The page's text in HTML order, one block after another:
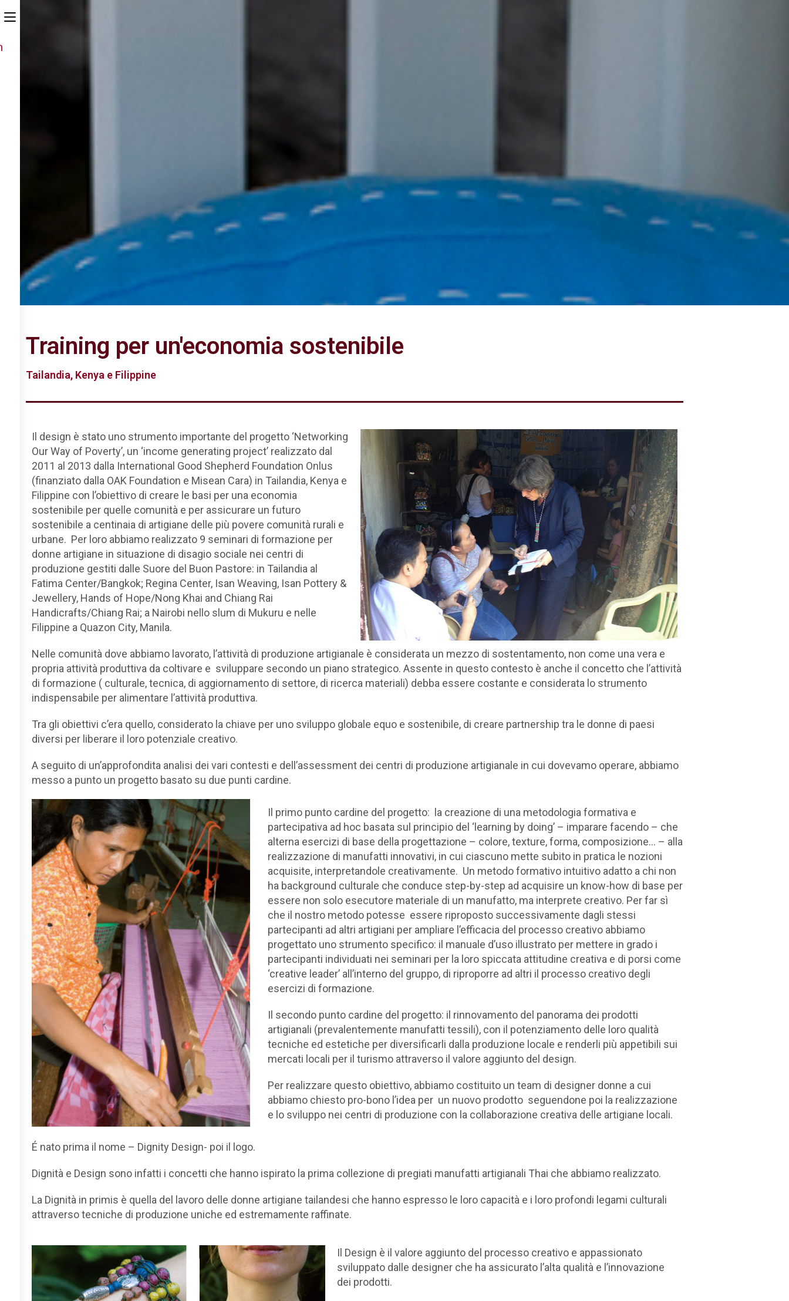
Training per un'economia sostenibile
Tailandia, Kenya e Filippine
Il design è stato uno strumento importante del progetto ‘Networking
Our Way of Poverty’, un ‘income generating project’ realizzato dal
2011 al 2013 dalla International Good Shepherd Foundation Onlus
(finanziato dalla OAK Foundation e Misean Cara) in Tailandia, Kenya e
Filippine con l’obiettivo di creare le basi per una economia
sostenibile per quelle comunità e per assicurare un futuro
sostenibile a centinaia di artigiane delle più povere comunità rurali e
urbane. Per loro abbiamo realizzato 9 seminari di formazione per
donne artigiane in situazione di disagio sociale nei centri di
produzione gestiti dalle Suore del Buon Pastore: in Tailandia al
Fatima Center/Bangkok; Regina Center, Isan Weaving, Isan Pottery &
Jewellery, Hands of Hope/Nong Khai and Chiang Rai
Handicrafts/Chiang Rai; a Nairobi nello slum di Mukuru e nelle
Filippine a Quazon City, Manila.
Nelle comunità dove abbiamo lavorato, l’attività di produzione artigianale è considerata un mezzo di sostentamento, non come una vera e
propria attività produttiva da coltivare e sviluppare secondo un piano strategico. Assente in questo contesto è anche il concetto che l’attività
di formazione ( culturale, tecnica, di aggiornamento di settore, di ricerca materiali) debba essere costante e considerata lo strumento
indispensabile per alimentare l’attività produttiva.
Tra gli obiettivi c’era quello, considerato la chiave per uno sviluppo globale equo e sostenibile, di creare partnership tra le donne di paesi
diversi per liberare il loro potenziale creativo.
A seguito di un’approfondita analisi dei vari contesti e dell’assessment dei centri di produzione artigianale in cui dovevamo operare, abbiamo
messo a punto un progetto basato su due punti cardine.
Il primo punto cardine del progetto: la creazione di una metodologia formativa e
partecipativa ad hoc basata sul principio del ‘learning by doing’ – imparare facendo – che
alterna esercizi di base della progettazione – colore, texture, forma, composizione… – alla
realizzazione di manufatti innovativi, in cui ciascuno mette subito in pratica le nozioni
acquisite, interpretandole creativamente. Un metodo formativo intuitivo adatto a chi non
ha background culturale che conduce step-by-step ad acquisire un know-how di base per
essere non solo esecutore materiale di un manufatto, ma interprete creativo. Per far sì
che il nostro metodo potesse essere riproposto successivamente dagli stessi
partecipanti ad altri artigiani per ampliare l’efficacia del processo creativo abbiamo
progettato uno strumento specifico: il manuale d’uso illustrato per mettere in grado i
partecipanti individuati nei seminari per la loro spiccata attitudine creativa e di porsi come
‘creative leader’ all’interno del gruppo, di riproporre ad altri il processo creativo degli
esercizi di formazione.
Il secondo punto cardine del progetto: il rinnovamento del panorama dei prodotti
artigianali (prevalentemente manufatti tessili), con il potenziamento delle loro qualità
tecniche ed estetiche per diversificarli dalla produzione locale e renderli più appetibili sui
mercati locali per il turismo attraverso il valore aggiunto del design.
Per realizzare questo obiettivo, abbiamo costituito un team di designer donne a cui
abbiamo chiesto pro-bono l’idea per un nuovo prodotto seguendone poi la realizzazione
e lo sviluppo nei centri di produzione con la collaborazione creativa delle artigiane locali.
É nato prima il nome – Dignity Design- poi il logo.
Dignità e Design sono infatti i concetti che hanno ispirato la prima collezione di pregiati manufatti artigianali Thai che abbiamo realizzato.
La Dignità in primis è quella del lavoro delle donne artigiane tailandesi che hanno espresso le loro capacità e i loro profondi legami culturali
attraverso tecniche di produzione uniche ed estremamente raffinate.
Il Design è il valore aggiunto del processo creativo e appassionato
sviluppato dalle designer che ha assicurato l’alta qualità e l’innovazione
dei prodotti.